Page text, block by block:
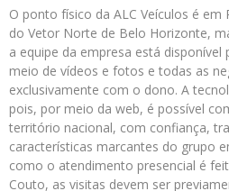
O ponto físico da ALC Veículos é
do Vetor Norte de Belo Horizonte,
a equipe da empresa está
meio de vídeos e fotos e todas as
exclusivamente com o dono. A
pois, por meio da web, é possível
território nacional, com confiança,
características marcantes do grupo
como o atendimento presencial é
Couto, as visitas devem ser